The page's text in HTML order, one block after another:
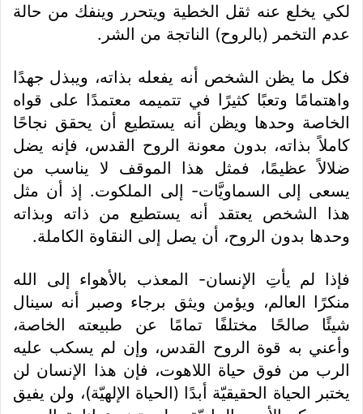
لكي يخلع عنه ثقل الخطية ويتحرر وينفك من حالة
عدم التخمر (بالروح) الناتجة من الشر.
فكل ما يظن الشخص أنه يفعله بذاته، ويبذل جهدًا
واهتمامًا وتعبًا كثيرًا في تتميمه معتمدًا على قواه
الخاصة وحدها ويظن أنه يستطيع أن يحقق نجاحًا
كاملاً بذاته، بدون معونة الروح القدس، فإنه يضل
ضلالاً عظيمًا، فمثل هذا الموقف لا يناسب من
يسعى إلى السماويَّات- إلى الملكوت. إذ أن مثل
هذا الشخص يعتقد أنه يستطيع من ذاته وبذاته
وحدها بدون الروح، أن يصل إلى النقاوة الكاملة.
فإذا لم يأتِ الإنسان- المعذب بالأهواء إلى الله
منكرًا العالم، ويؤمن ويثق برجاء وصبر أنه سينال
شيئًا صالحًا مختلفًا تمامًا عن طبيعته الخاصة،
وأعني به قوة الروح القدس، وإن لم يسكب عليه
الرب من فوق حياة اللاهوت، فإن هذا الإنسان لن
يختبر الحياة الحقيقيّة أبدًا (الحياة الإلهيّة)، ولن يفيق